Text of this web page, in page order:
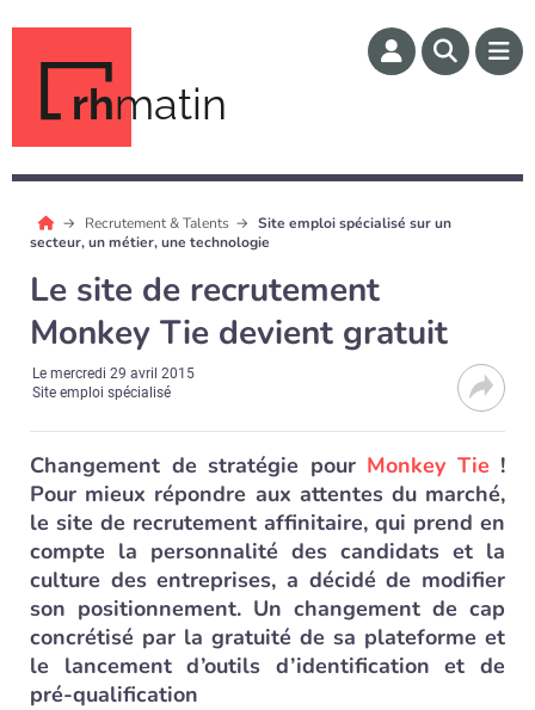
rhmatin
Recrutement & Talents
Site emploi spécialisé sur un
secteur, un métier, une technologie
Le site de recrutement
Monkey Tie devient gratuit
Lemercredi 29 avril 2015
Site emploi spécialisé
Changement de stratégie pour Monkey Tie !
Pour mieux répondre aux attentes du marché,
le site de recrutement affinitaire, qui prend en
compte la personnalité des candidats et la
culture des entreprises, a décidé de modifier
son positionnement. Un changement de cap
concrétisé par la gratuité de sa plateforme et
le lancement d’outils d’identification et de
pré-qualification